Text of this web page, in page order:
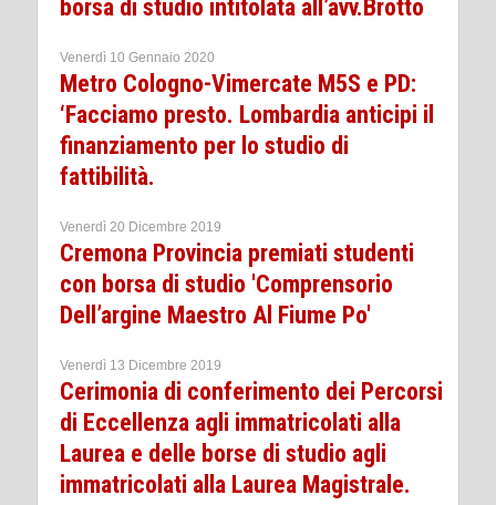
borsa di studio intitolata all’avv.Brotto
Venerdì 10 Gennaio 2020
Metro Cologno-Vimercate M5S e PD:
‘Facciamo presto. Lombardia anticipi il
finanziamento per lo studio di
fattibilità.
Venerdì 20 Dicembre 2019
Cremona Provincia premiati studenti
con borsa di studio 'Comprensorio
Dell’argine Maestro Al Fiume Po'
Venerdì 13 Dicembre 2019
Cerimonia di conferimento dei Percorsi
di Eccellenza agli immatricolati alla
Laurea e delle borse di studio agli
immatricolati alla Laurea Magistrale.